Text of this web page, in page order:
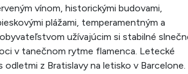
vínom, historickými budovami,
plážami, temperamentným a
užívajúcim si stabilné
v tanečnom rytme flamenca. Letecké
odletmi z Bratislavy na letisko v Barcelone.